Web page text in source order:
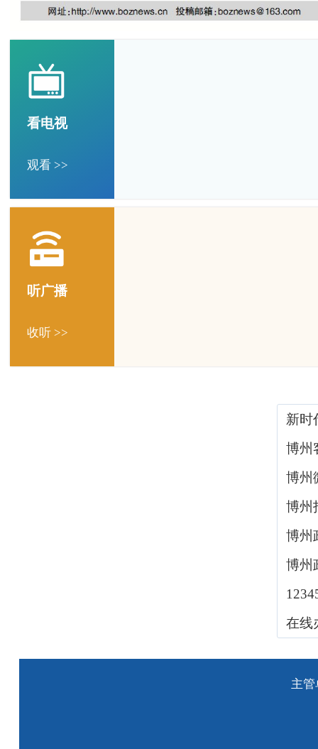
看电视
观看 >>
听广播
收听 >>
新时
博州
博州
博州
博州
博州
在线
主